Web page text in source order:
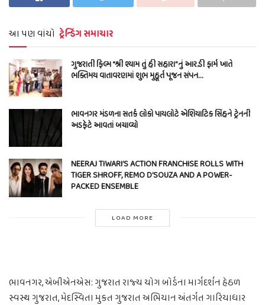
આ પણ વાંચો ટ્રેન્ડિંગ સમાચાર
ગુજરાતી ફિલ્મ “શ્રી શ્યામ તું હી સહારા”નું આર.ડી ફાર્મ ખાતે
ભક્તિમય વાતાવરણમાં શુભ મુહૂર્ત પૂજન સંપન…
ભાવનગર મંડળના સતર્ક લોકો પાયલોટે એશિયાટિક સિંહને ટ્રેનની
અડફેટે આવતાં બચાવ્યો
NEERAJ TIWARI’S ACTION FRANCHISE ROLLS WITH
TIGER SHROFF, REMO D’SOUZA AND A POWER-
PACKED ENSEMBLE
LOAD MORE
ભાવનગર, એબીએનએસ: ગુજરાત રાજ્ય યોગ બોર્ડના માર્ગદર્શન હેઠળ
સ્વસ્થ ગુજરાત, મેદસ્વિતા મુકત ગુજરાત અભિયાન અંતર્ગત ગારિયાધાર